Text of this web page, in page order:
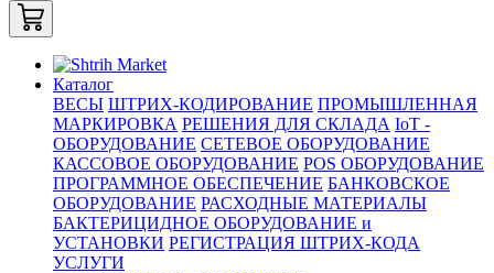
Каталог
ВЕСЫ ШТРИХ-КОДИРОВАНИЕ ПРОМЫШЛЕННАЯ
МАРКИРОВКА РЕШЕНИЯ ДЛЯ СКЛАДА IoT -
ОБОРУДОВАНИЕ СЕТЕВОЕ ОБОРУДОВАНИЕ
КАССОВОЕ ОБОРУДОВАНИЕ POS ОБОРУДОВАНИЕ
ПРОГРАММНОЕ ОБЕСПЕЧЕНИЕ БАНКОВСКОЕ
ОБОРУДОВАНИЕ РАСХОДНЫЕ МАТЕРИАЛЫ
БАКТЕРИЦИДНОЕ ОБОРУДОВАНИЕ и
УСТАНОВКИ РЕГИСТРАЦИЯ ШТРИХ-КОДА
УСЛУГИ